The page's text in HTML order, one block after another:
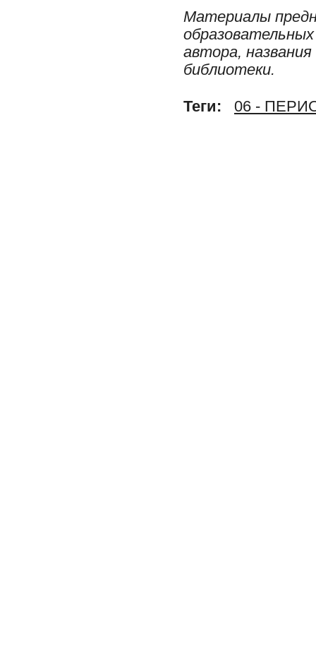
Материалы
автора,
библиотеки.
Теги: 06 -